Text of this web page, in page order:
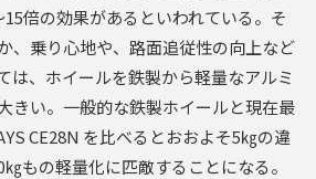
倍の効果があるといわれている。そ
、乗り心地や、路面追従性の向上など
は、ホイールを鉄製から軽量なアルミ
きい。一般的な鉄製ホイールと現在最
CE28N を比べるとおおよそ5㎏の違
もの軽量化に匹敵することになる。